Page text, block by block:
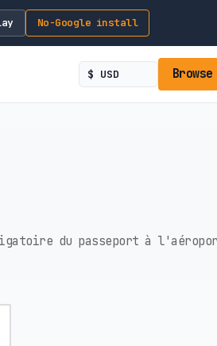
No-Google install
du passeport à